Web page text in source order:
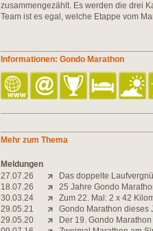
zusammengezählt. Es werden die drei
Team ist es egal, welche Etappe vom
Informationen: Gondo Marathon
Mehr zum Thema
Meldungen
27.07.26
Das doppelte
18.07.26
25 Jahre Gondo
30.03.24
Zum 22. Mal: 2 x 42
29.05.21
Gondo Marathon dieses
29.05.20
Der 19. Gondo